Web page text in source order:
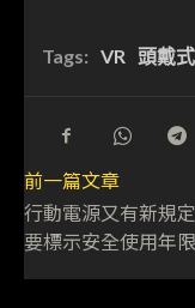
Tags: VR 頭戴
前一篇文章
行動電源又有新規
要標示安全使用年